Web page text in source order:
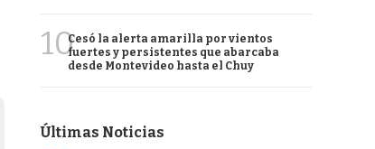
10Cesó la alerta amarilla por vientos
fuertes y persistentes que abarcaba
desde Montevideo hasta el Chuy
Últimas Noticias